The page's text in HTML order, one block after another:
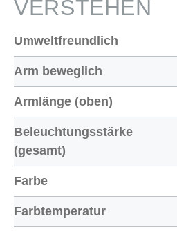
VERSTEHEN
Umweltfreundlich
Arm beweglich
Armlänge (oben)
Beleuchtungsstärke
(gesamt)
Farbe
Farbtemperatur